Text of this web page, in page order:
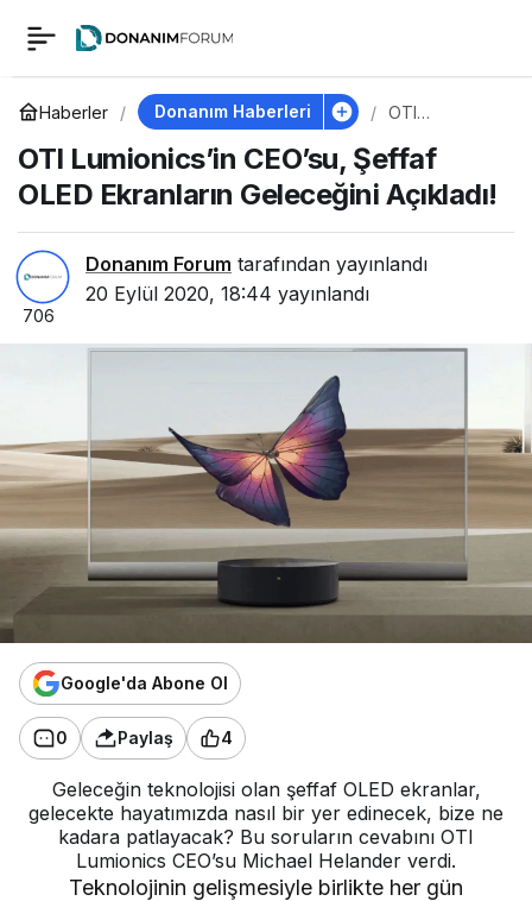
Haberler Donanım Haberleri
OTI
CEO’su, Şeffaf
OLED
Ekranların
Geleceğini
Açıkladı!
OTI Lumionics’in CEO’su, Şeffaf
OLED Ekranların Geleceğini Açıkladı!
Donanım Forum tarafından yayınlandı
20 Eylül 2020, 18:44 yayınlandı
706
Google'da Abone Ol
0 Paylaş 4
Geleceğin teknolojisi olan şeffaf OLED ekranlar,
gelecekte hayatımızda nasıl bir yer edinecek, bize ne
kadara patlayacak? Bu soruların cevabını OTI
Lumionics CEO’su Michael Helander verdi.
Teknolojinin gelişmesiyle birlikte her gün
OTI Lumionics’in
CEO’su, Şeffaf OLED
Ekranların Geleceğini
Açıkladı!